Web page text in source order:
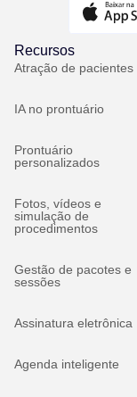
Recursos
Atração de pacientes
IA no prontuário
Prontuário
personalizados
Fotos, vídeos e
simulação de
procedimentos
Gestão de pacotes e
sessões
Assinatura eletrônica
Agenda inteligente